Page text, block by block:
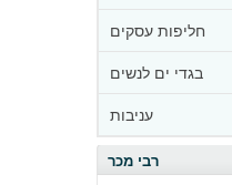
חליפות עסקים
בגדי ים לנשים
עניבות
רבי מכר